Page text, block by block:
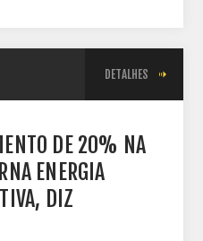
DETALHES
DE 20% NA
ENERGIA
DIZ